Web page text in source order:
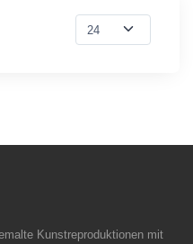
Kunstreproduktionen mit